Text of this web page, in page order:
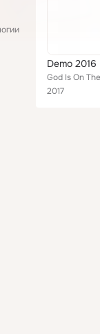
Demo 2016
God Is On
2017